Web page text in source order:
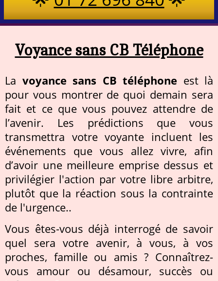
Voyance sans CB Téléphone
La voyance sans CB téléphone est là
pour vous montrer de quoi demain sera
fait et ce que vous pouvez attendre de
l’avenir. Les prédictions que vous
transmettra votre voyante incluent les
événements que vous allez vivre, afin
d’avoir une meilleure emprise dessus et
privilégier l'action par votre libre arbitre,
plutôt que la réaction sous la contrainte
de l'urgence..
Vous êtes-vous déjà interrogé de savoir
quel sera votre avenir, à vous, à vos
proches, famille ou amis ? Connaîtrez-
vous amour ou désamour, succès ou